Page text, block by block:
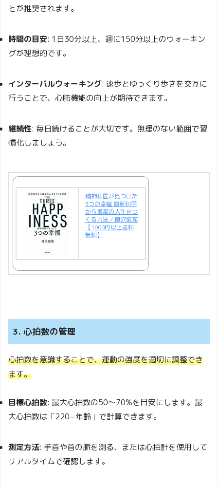
とが推奨されます。
時間の目安: 1日30分以上、週に150分以上のウォーキン
グが理想的です。
インターバルウォーキング: 速歩とゆっくり歩きを交互に
行うことで、心肺機能の向上が期待できます。
継続性: 毎日続けることが大切です。無理のない範囲で習
慣化しましょう。
精神科医が見つけた
3つの幸福 最新科学
から最高の人生をつ
くる方法／樺沢紫苑
【1000円以上送料
無料】
3. 心拍数の管理
心拍数を意識することで、運動の強度を適切に調整でき
ます。
目標心拍数: 最大心拍数の50〜70%を目安にします。最
大心拍数は「220−年齢」で計算できます。
測定方法: 手首や首の脈を測る、または心拍計を使用して
リアルタイムで確認します。